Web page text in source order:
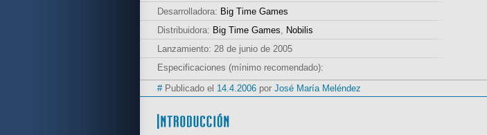
Desarrolladora: Big Time Games
Distribuidora: Big Time Games, Nobilis
Lanzamiento: 28 de junio de 2005
Especificaciones (mínimo recomendado):
#Publicado el 14.4.2006 por José María Meléndez